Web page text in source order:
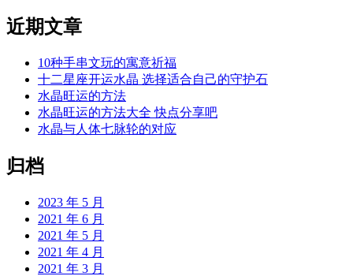
近期文章
10种手串文玩的寓意祈福
十二星座开运水晶 选择适合自己的守护石
水晶旺运的方法
水晶旺运的方法大全 快点分享吧
水晶与人体七脉轮的对应
归档
2023 年 5 月
2021 年 6 月
2021 年 5 月
2021 年 4 月
2021 年 3 月